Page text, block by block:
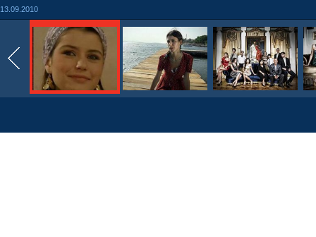
13.09.2010